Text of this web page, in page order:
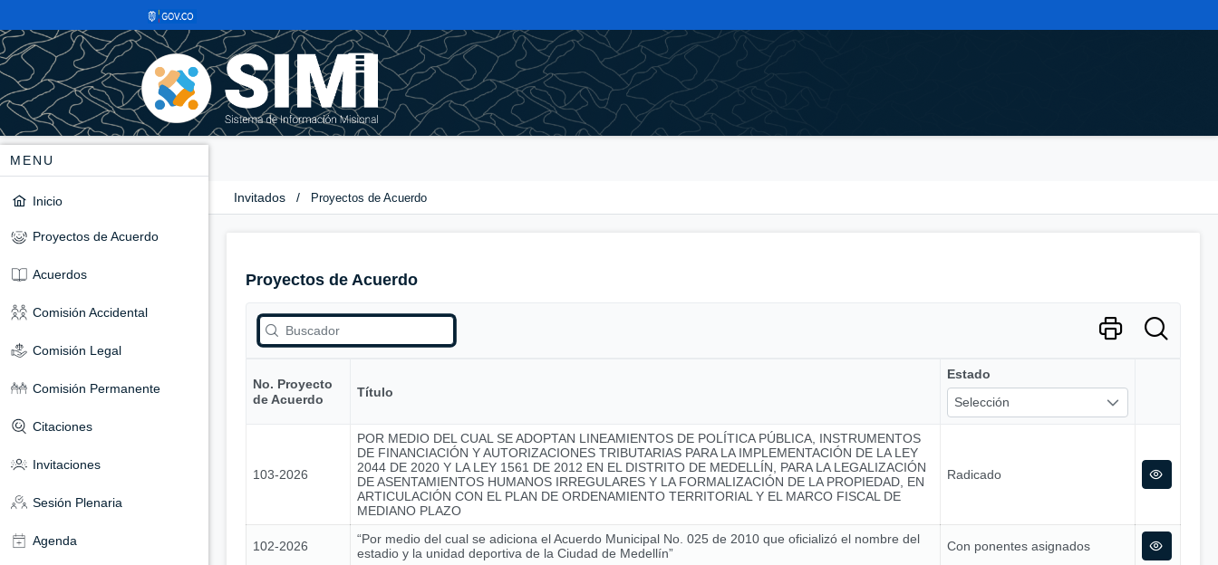
MENU
Inicio
Proyectos de Acuerdo
Acuerdos
Comisión Accidental
Comisión Legal
Comisión Permanente
Citaciones
Invitaciones
Sesión Plenaria
Agenda
Invitados / Proyectos de Acuerdo
Proyectos de Acuerdo
No. Proyecto
de Acuerdo
Título
Estado
Selección
103-2026
POR MEDIO DEL CUAL SE ADOPTAN LINEAMIENTOS DE POLÍTICA PÚBLICA, INSTRUMENTOS
DE FINANCIACIÓN Y AUTORIZACIONES TRIBUTARIAS PARA LA IMPLEMENTACIÓN DE LA LEY
2044 DE 2020 Y LA LEY 1561 DE 2012 EN EL DISTRITO DE MEDELLÍN, PARA LA LEGALIZACIÓN
DE ASENTAMIENTOS HUMANOS IRREGULARES Y LA FORMALIZACIÓN DE LA PROPIEDAD, EN
ARTICULACIÓN CON EL PLAN DE ORDENAMIENTO TERRITORIAL Y EL MARCO FISCAL DE
MEDIANO PLAZO
Radicado
102-2026
“Por medio del cual se adiciona el Acuerdo Municipal No. 025 de 2010 que oficializó el nombre del
estadio y la unidad deportiva de la Ciudad de Medellín”
Con ponentes asignados